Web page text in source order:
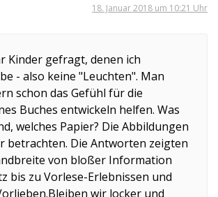
18. Januar 2018 um 10:21 Uhr
Kinder gefragt, denen ich
- also keine "Leuchten". Man
schon das Gefühl für die
Buches entwickeln helfen. Was
welches Papier? Die Abbildungen
betrachten. Die Antworten zeigten
von bloßer Information
bis zu Vorlese-Erlebnissen und
wir locker und